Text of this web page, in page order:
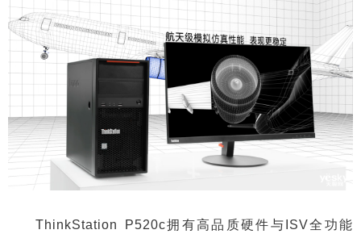
ThinkStation P520c拥有高品质硬件与ISV全功能